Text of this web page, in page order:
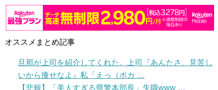
オススメまとめ記事
旦那が上司を紹介してくれた。上司『あんたさ、見苦し
いから痩せなよ』私「えっ（ポカ …
【悲報】「美人すぎる県警本部長」失職www …